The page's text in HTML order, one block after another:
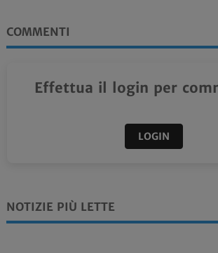
COMMENTI
Effettua il login per
LOGIN
NOTIZIE PIÙ LETTE